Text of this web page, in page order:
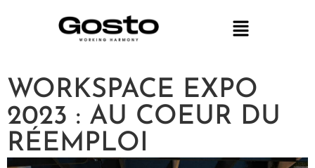
WORKSPACE EXPO
2023 : AU COEUR DU
RÉEMPLOI